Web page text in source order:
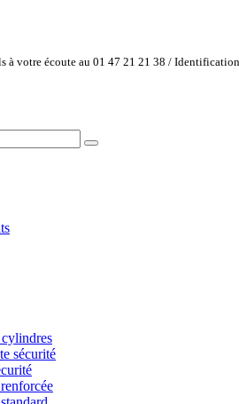
à votre écoute au 01 47 21 21 38 /
sécurité